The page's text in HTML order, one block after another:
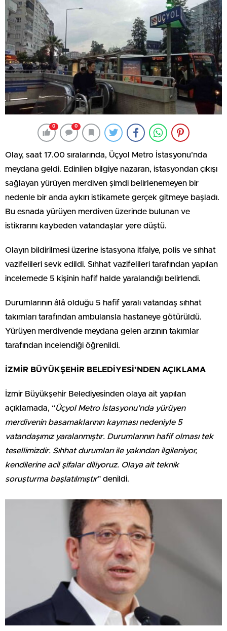
0 0
Olay, saat 17.00 sıralarında, Üçyol Metro İstasyonu’nda
meydana geldi. Edinilen bilgiye nazaran, istasyondan çıkışı
sağlayan yürüyen merdiven şimdi belirlenemeyen bir
nedenle bir anda aykırı istikamete gerçek gitmeye başladı.
Bu esnada yürüyen merdiven üzerinde bulunan ve
istikrarını kaybeden vatandaşlar yere düştü.
Olayın bildirilmesi üzerine istasyona itfaiye, polis ve sıhhat
vazifelileri sevk edildi. Sıhhat vazifelileri tarafından yapılan
incelemede 5 kişinin hafif halde yaralandığı belirlendi.
Durumlarının âlâ olduğu 5 hafif yaralı vatandaş sıhhat
takımları tarafından ambulansla hastaneye götürüldü.
Yürüyen merdivende meydana gelen arzının takımlar
tarafından incelendiği öğrenildi.
İZMİR BÜYÜKŞEHİR BELEDİYESİ’NDEN AÇIKLAMA
İzmir Büyükşehir Belediyesinden olaya ait yapılan
açıklamada, “Üçyol Metro İstasyonu’nda yürüyen
merdivenin basamaklarının kayması nedeniyle 5
vatandaşımız yaralanmıştır. Durumlarının hafif olması tek
tesellimizdir. Sıhhat durumları ile yakından ilgileniyor,
kendilerine acil şifalar diliyoruz. Olaya ait teknik
soruşturma başlatılmıştır” denildi.